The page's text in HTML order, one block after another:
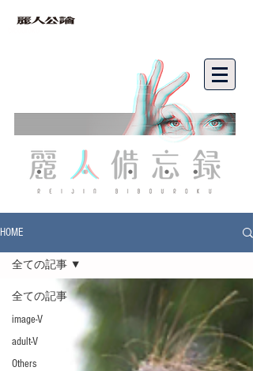
HOME
全ての記事
image-V
adult-V
Others
全ての記事